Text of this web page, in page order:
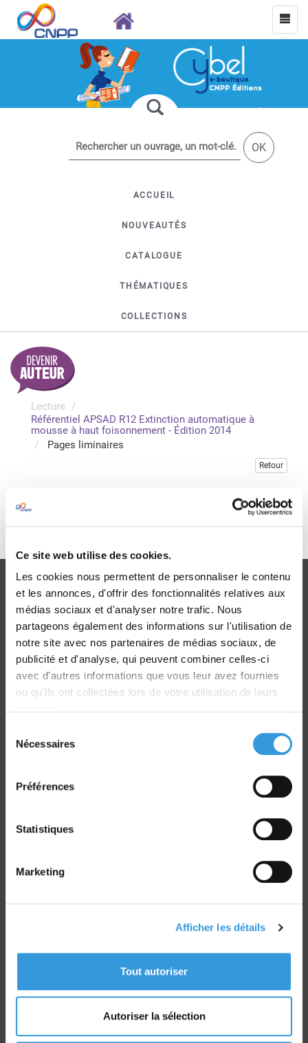
Ce site web utilise des cookies.
Les cookies nous permettent de personnaliser le contenu
et les annonces, d'offrir des fonctionnalités relatives aux
médias sociaux et d'analyser notre trafic. Nous
partageons également des informations sur l'utilisation de
notre site avec nos partenaires de médias sociaux, de
publicité et d'analyse, qui peuvent combiner celles-ci
avec d'autres informations que vous leur avez fournies
ou qu'ils ont collectées lors de votre utilisation de leurs
Nécessaires
Préférences
Statistiques
Marketing
Afficher les détails
Tout autoriser
Autoriser la sélection
OK
ACCUEIL
NOUVEAUTÉS
CATALOGUE
THÉMATIQUES
COLLECTIONS
Lecture
Référentiel APSAD R12 Extinction automatique à
mousse à haut foisonnement - Édition 2014
Pages liminaires
Retour
Veuillez vous connecter pour consulter gratuitement ce
chapitre Je me connecte
Livraison
dans le monde entier
F 27950 SAINT MARCEL
www.faceaurisque.com